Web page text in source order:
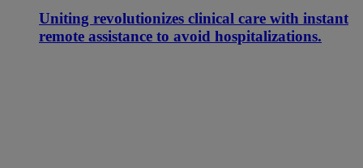
Uniting revolutionizes clinical care with instant
remote assistance to avoid hospitalizations.